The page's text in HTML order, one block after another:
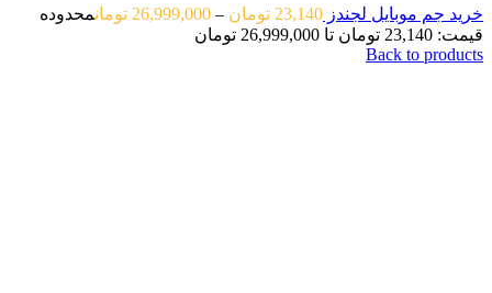
خرید جم موبایل لجندز 23,140 تومان –
26,999,000 تومانمحدوده
قیمت: 23,140 تومان تا 26,999,000 تومان
Back to products